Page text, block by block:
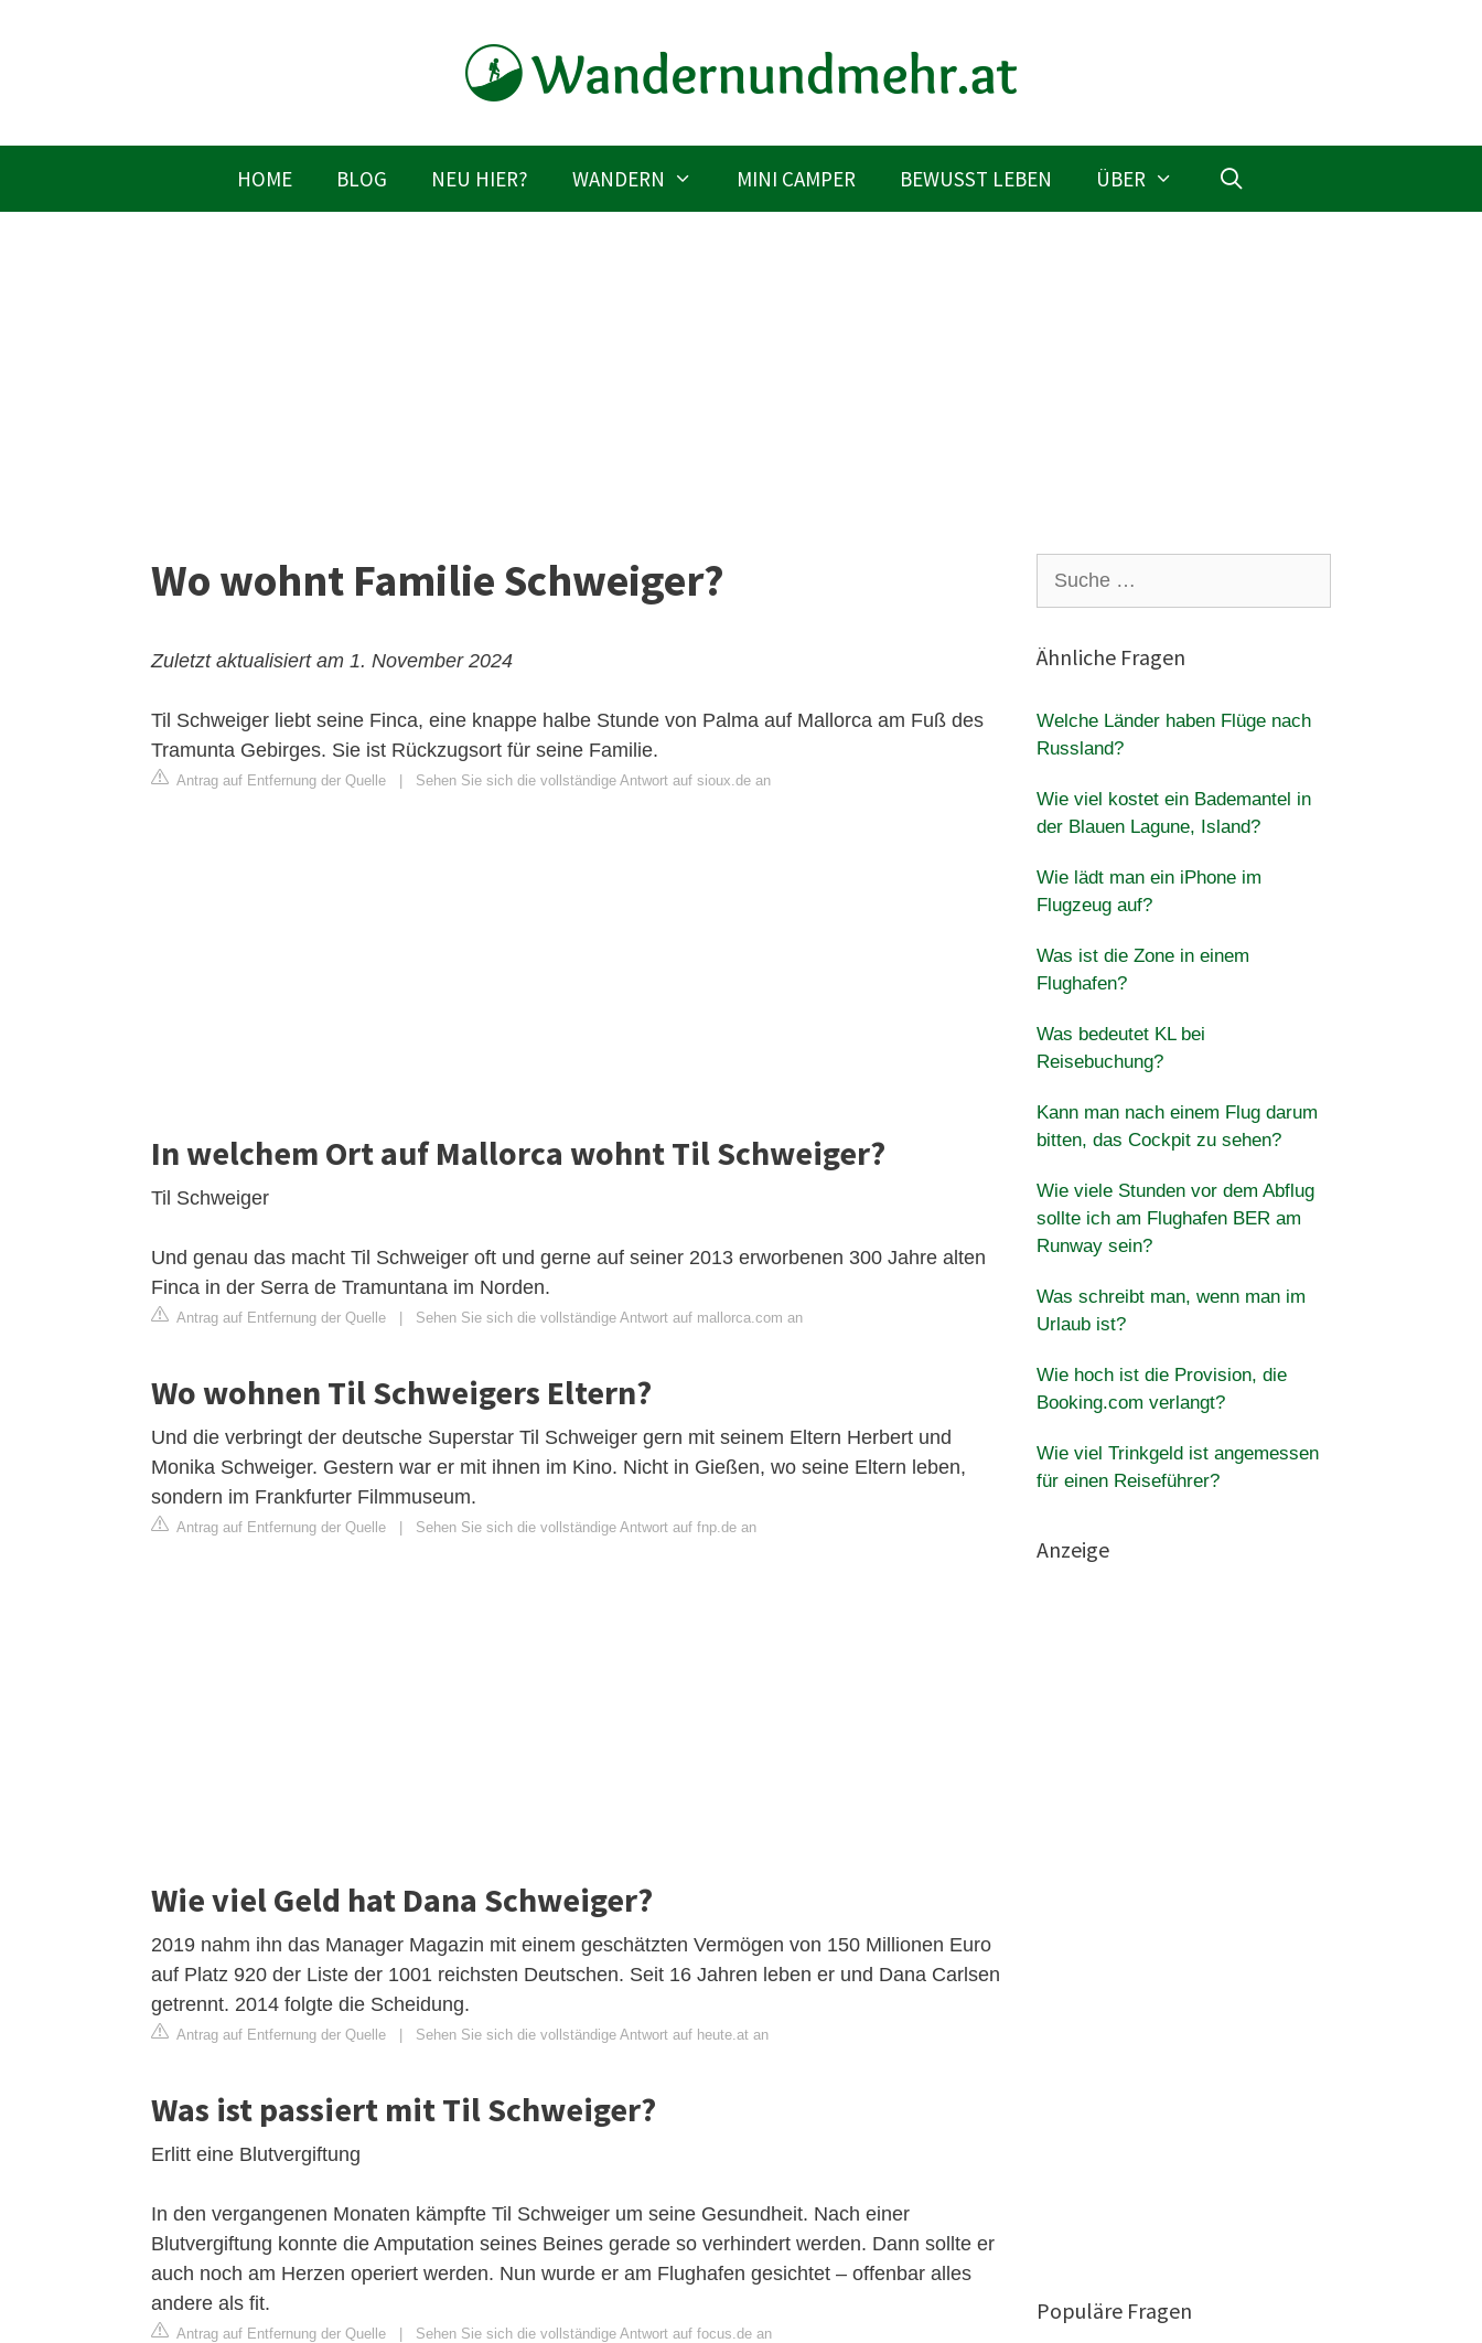
HOME BLOG NEU HIER? WANDERN MINI CAMPER BEWUSST LEBEN ÜBER
Wo wohnt Familie Schweiger?
Zuletzt aktualisiert am 1. November 2024
Til Schweiger liebt seine Finca, eine knappe halbe Stunde von Palma auf Mallorca am Fuß des
Tramunta Gebirges. Sie ist Rückzugsort für seine Familie.
Antrag auf Entfernung der Quelle Sehen Sie sich die vollständige Antwort auf sioux.de an
In welchem Ort auf Mallorca wohnt Til Schweiger?
Til Schweiger
Und genau das macht Til Schweiger oft und gerne auf seiner 2013 erworbenen 300 Jahre alten
Finca in der Serra de Tramuntana im Norden.
Antrag auf Entfernung der Quelle Sehen Sie sich die vollständige Antwort auf mallorca.com an
Wo wohnen Til Schweigers Eltern?
Und die verbringt der deutsche Superstar Til Schweiger gern mit seinem Eltern Herbert und
Monika Schweiger. Gestern war er mit ihnen im Kino. Nicht in Gießen, wo seine Eltern leben,
sondern im Frankfurter Filmmuseum.
Antrag auf Entfernung der Quelle Sehen Sie sich die vollständige Antwort auf fnp.de an
Wie viel Geld hat Dana Schweiger?
2019 nahm ihn das Manager Magazin mit einem geschätzten Vermögen von 150 Millionen Euro
auf Platz 920 der Liste der 1001 reichsten Deutschen. Seit 16 Jahren leben er und Dana Carlsen
getrennt. 2014 folgte die Scheidung.
Antrag auf Entfernung der Quelle Sehen Sie sich die vollständige Antwort auf heute.at an
Was ist passiert mit Til Schweiger?
Erlitt eine Blutvergiftung
In den vergangenen Monaten kämpfte Til Schweiger um seine Gesundheit. Nach einer
Blutvergiftung konnte die Amputation seines Beines gerade so verhindert werden. Dann sollte er
auch noch am Herzen operiert werden. Nun wurde er am Flughafen gesichtet – offenbar alles
andere als fit.
Antrag auf Entfernung der Quelle Sehen Sie sich die vollständige Antwort auf focus.de an
nach:
Ähnliche Fragen
Welche Länder haben Flüge nach
Russland?
Wie viel kostet ein Bademantel in
der Blauen Lagune, Island?
Wie lädt man ein iPhone im
Flugzeug auf?
Was ist die Zone in einem
Flughafen?
Was bedeutet KL bei
Reisebuchung?
Kann man nach einem Flug darum
bitten, das Cockpit zu sehen?
Wie viele Stunden vor dem Abflug
sollte ich am Flughafen BER am
Runway sein?
Was schreibt man, wenn man im
Urlaub ist?
Wie hoch ist die Provision, die
Booking.com verlangt?
Wie viel Trinkgeld ist angemessen
für einen Reiseführer?
Anzeige
Populäre Fragen